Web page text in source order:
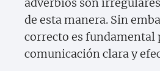
de esta manera. Sin
correcto es fundamental
comunicación clara y